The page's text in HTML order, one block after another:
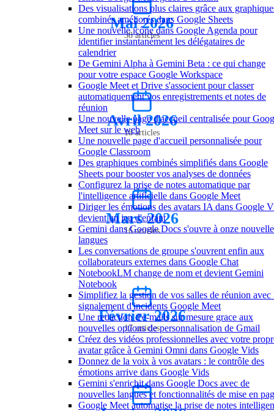
Des visualisations plus claires grâce aux
combinés améliorés dans Google Sheets
Une nouvelle icône dans Google Agenda pour
identifier instantanément les délégataires de
calendrier
De Gemini Alpha à Gemini Beta : ce qui change
pour votre espace Google Workspace
Google Meet et Drive s'associent pour classer
automatiquement vos enregistrements et notes de
réunion
Une nouvelle page d'accueil centralisée pour
Meet sur le web
Une nouvelle page d'accueil personnalisée pour
Google Classroom
Des graphiques combinés simplifiés dans Google
Sheets pour booster vos analyses de données
Configurez la prise de notes automatique par
l'intelligence artificielle dans Google Meet
Diriger les émotions des avatars IA dans Google
devient un jeu d'enfant
Gemini dans Google Docs s'ouvre à onze
langues
Les conversations de groupe s'ouvrent enfin aux
collaborateurs externes dans Google Chat
NotebookLM change de nom et devient Gemini
Notebook
Simplifiez la gestion de vos salles de réunion avec
signalement d'incidents Google Meet
Une redaction d'e-mails sur mesure grace aux
nouvelles options de personnalisation de Gmail
Créez des vidéos professionnelles avec votre
avatar grâce à Gemini Omni dans Google Vids
Donnez de la voix à vos avatars : le contrôle des
émotions arrive dans Google Vids
Gemini s'enrichit dans Google Docs avec de
nouvelles langues et fonctionnalités de mise en
Google Meet automatise la prise de notes
Mai 2026
38 articles
Avril 2026
18 articles
Mars 2026
16 articles
Février 2026
17 articles